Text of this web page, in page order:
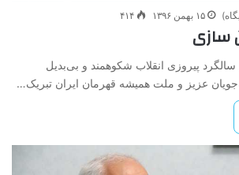
۱۵ بهمن ۱۳۹۶ ۴۱۴
سازی
سالگرد پیروزی انقلاب شکوهمند و بی‌بدیل
عزیز و ملت همیشه قهرمان ایران تبریک…